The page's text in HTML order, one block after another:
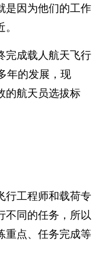
是因为他们的工作
完成载人航天飞行
年的发展，现
的航天员选拔标
行工程师和载荷专
不同的任务，所以
重点、任务完成等